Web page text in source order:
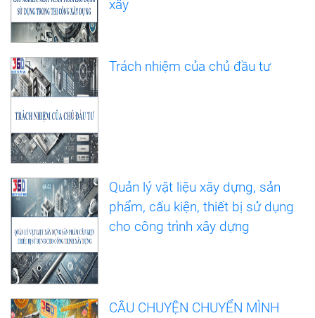
xây
Trách nhiệm của chủ đầu tư
Quản lý vật liệu xây dựng, sản
phẩm, cấu kiện, thiết bị sử dụng
cho công trình xây dựng
CÂU CHUYỆN CHUYỂN MÌNH